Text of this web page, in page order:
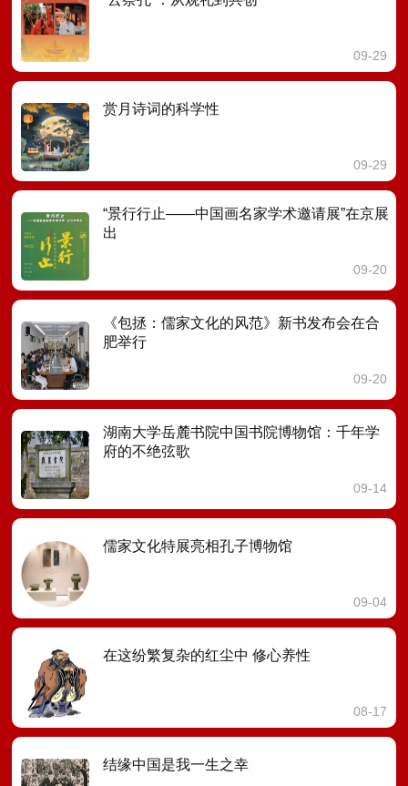
09-29
赏月诗词的科学性
09-29
“景行行止——中国画名家学术邀请展”在京展
出
09-20
《包拯：儒家文化的风范》新书发布会在合
肥举行
09-20
湖南大学岳麓书院中国书院博物馆：千年学
府的不绝弦歌
09-14
儒家文化特展亮相孔子博物馆
09-04
在这纷繁复杂的红尘中 修心养性
08-17
结缘中国是我一生之幸